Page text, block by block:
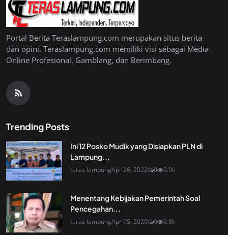
Portal Berita Teraslampung.com merupakan situs berita
dan opini. Teraslampung.com memiliki visi sebagai Media
Online Profesional, Gamblang, dan Berimbang.
Trending Posts
Ini 12 Posko Mudik yang Disiapkan PLN di
Lampung...
teras lampungApr 26, 2022 0 9.9k
Menentang Kebijakan Pemerintah Soal
Pencegahan...
teras lampungApr 05, 2020 0 9.8k